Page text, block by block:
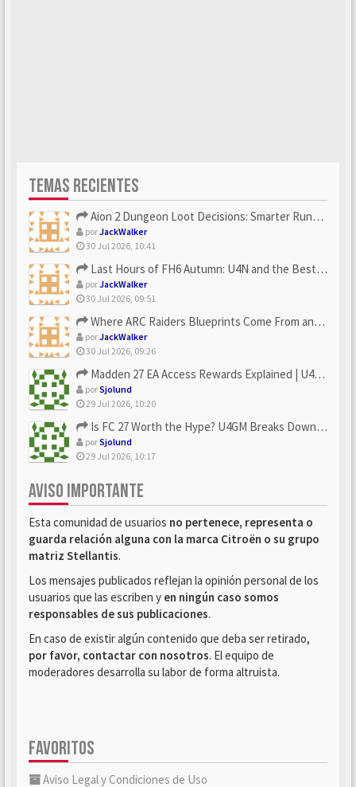
TEMAS RECIENTES
Aion 2 Dungeon Loot Decisions: Smarter Runs With U4N
porJackWalker
30 Jul 2026, 10:41
Last Hours of FH6 Autumn: U4N and the Best Rewards to Grab
porJackWalker
30 Jul 2026, 09:51
Where ARC Raiders Blueprints Come From and How U4N Can Help
porJackWalker
30 Jul 2026, 09:26
Madden 27 EA Access Rewards Explained | U4GM Early Game Surv...
porSjolund
29 Jul 2026, 10:20
Is FC 27 Worth the Hype? U4GM Breaks Down Every Major Reveal
porSjolund
29 Jul 2026, 10:17
AVISO IMPORTANTE
Esta comunidad de usuarios no pertenece, representa o
guarda relación alguna con la marca Citroën o su grupo
matriz Stellantis.
Los mensajes publicados reflejan la opinión personal de los
usuarios que las escriben y en ningún caso somos
responsables de sus publicaciones.
En caso de existir algún contenido que deba ser retirado,
por favor, contactar con nosotros. El equipo de
moderadores desarrolla su labor de forma altruista.
FAVORITOS
Aviso Legal y Condiciones de Uso